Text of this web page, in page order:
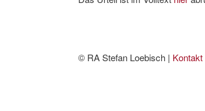
© RA Stefan Loebisch | Kontakt